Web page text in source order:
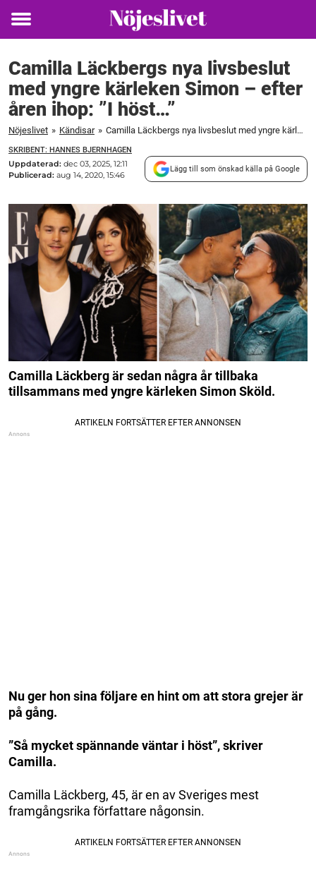
Toggle
Camilla Läckbergs nya livsbeslut
med yngre kärleken Simon – efter
åren ihop: ”I höst…”
Nöjeslivet » Kändisar » Camilla Läckbergs nya livsbeslut med yngre kärleken Simon – efter åren ihop: "I höst..."
SKRIBENT: HANNES BJERNHAGEN
Uppdaterad: dec 03, 2025, 12:11
Publicerad: aug 14, 2020, 15:46
Lägg till som önskad källa på Google
Camilla Läckberg är sedan några år tillbaka
tillsammans med yngre kärleken Simon Sköld.
Nu ger hon sina följare en hint om att stora grejer är
på gång.
”Så mycket spännande väntar i höst”, skriver
Camilla.
Camilla Läckberg, 45, är en av Sveriges mest
framgångsrika författare någonsin.